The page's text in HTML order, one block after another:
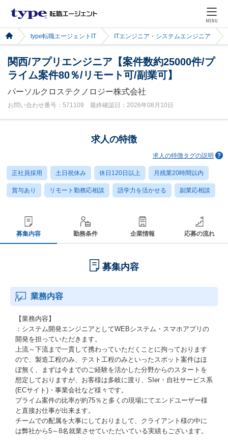
MENU
type転職エージェントIT ITエンジニア・システムエンジニア
関西/アプリエンジニア【案件数約25000件/プ
ライム案件80％/リモート可/副業可】
パーソルクロステクノロジー株式会社
お問い合わせ番号：571109 最終確認日：2026年08月10日
求人の特徴
求人の特徴タグの説明
正社員採用 土日祝休み 休日120日以上 月残業20時間以内
賞与あり リモート勤務応相談 語学力を活かせる 副業応相談
募集内容 勤務条件 企業情報 応募の流れ
募集内容
業務内容
【業務内容】
：システム開発エンジニアとしてWEBシステム・スマホアプリの
開発を担っていただきます。
上流～下流まで一貫して携わっていただくことに拘っております
ので、製造工程のみ、テスト工程のみといったスポット案件はほ
ぼ無く、まずは今までのご経験を活かした分野からのスタートを
想定しておりますが、お客様は多岐に渡り、SIer・自社サービス系
(ECサイト)・事業会社など様々です。
プライム案件の比率が約75％と多くの現場にてエンドユーザー様
と直接お仕事が出来ます。
チームでの配属を大事にしておりまして、クライアント様の中に
は弊社から5～8名就業させていただいている実績もございます。